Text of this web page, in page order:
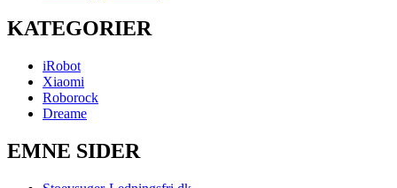
KATEGORIER
iRobot
Xiaomi
Roborock
Dreame
EMNE SIDER